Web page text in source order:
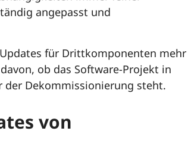
angepasst und
für Drittkomponenten mehr
ob das Software-Projekt in
Dekommissionierung steht.
von